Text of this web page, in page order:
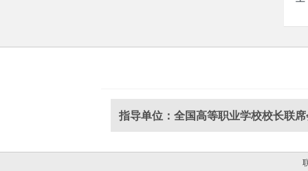
指导单位：全国高等职业学校校长联